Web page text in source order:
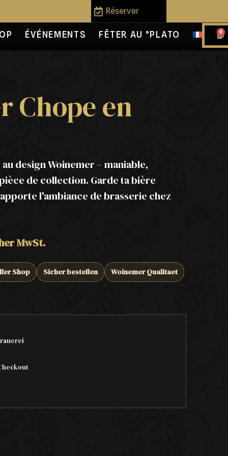
Réserver
ÉVÉNEMENTS FÊTER AU °PLATO 0
Chope en
design Woinemer – maniable,
de collection. Garde ta bière
l'ambiance de brasserie chez
MwSt.
Shop Sicher bestellen Woinemer Qualitaet